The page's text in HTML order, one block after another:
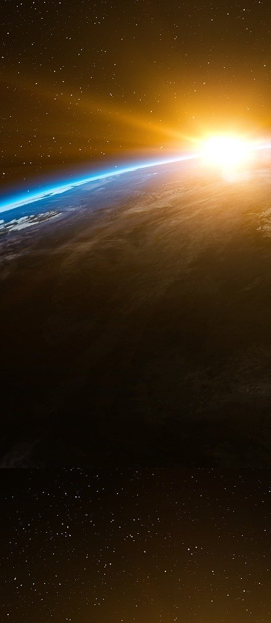
J’ai entendu vos attentes.Je sais que pour
salle, pour les créateurs de startup, les
pour les patients, le constat est clair : on doit
Ce 8 eCSIS doit faire date, pour inverser la
Dès notre arrivée, nous avons lancé des
retrouve son attractivité et sa
code du travail et notre fiscalité.
notamment à destination des investisseurs
notre crédibilité – et nous allons continuer.
Il est donc temps que ce tournant
connaît le potentiel en termes d’innovation et
Premier point, je voudrais parler des
l’innovation.
Vous savez que je n’ai pas peur de prôner
j’invite aussi à accélérer quand c’est
les produits dont ils ont besoin. Surtout quand
poumon, pourra se voir accorder une
cancer
. Un plus grand nombre de malades
nous étendrons aux dispositifs médicaux une
Quoi qu’il nous en coûte, la France
dispositif de l’ATU. Il est NOTRE marqueur
l’innovation.
Si ce dispositif d’accès précoce est
les autres produits, notre objectif est simple :
moindre des ambitions. L’Europe nous